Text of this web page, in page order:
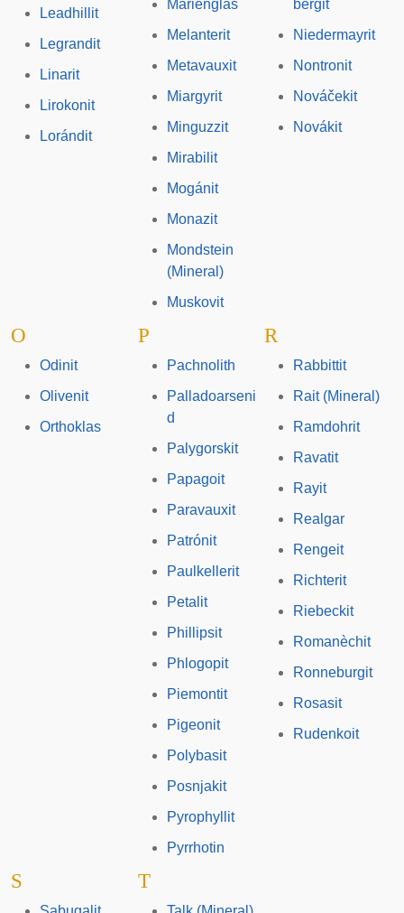
Leadhillit
Legrandit
Linarit
Lirokonit
Lorándit
Marienglas
Melanterit
Metavauxit
Miargyrit
Minguzzit
Mirabilit
Mogánit
Monazit
Mondstein
(Mineral)
Muskovit
bergit
Niedermayrit
Nontronit
Nováčekit
Novákit
O
Odinit
Olivenit
Orthoklas
P
Pachnolith
Palladoarseni
d
Palygorskit
Papagoit
Paravauxit
Patrónit
Paulkellerit
Petalit
Phillipsit
Phlogopit
Piemontit
Pigeonit
Polybasit
Posnjakit
Pyrophyllit
Pyrrhotin
R
Rabbittit
Rait (Mineral)
Ramdohrit
Ravatit
Rayit
Realgar
Rengeit
Richterit
Riebeckit
Romanèchit
Ronneburgit
Rosasit
Rudenkoit
S T